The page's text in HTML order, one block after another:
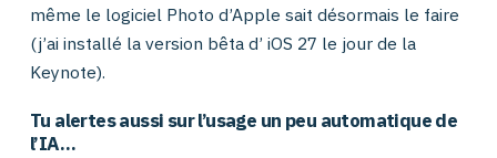
même le logiciel Photo d’Apple sait désormais le faire
(j’ai installé la version bêta d’ iOS 27 le jour de la
Keynote).
Tu alertes aussi sur l’usage un peu automatique de
l’IA…